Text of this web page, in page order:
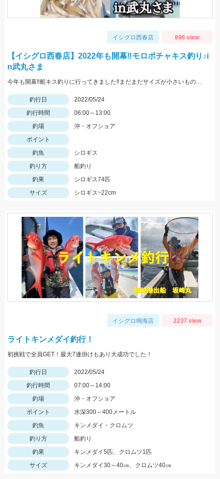
イシグロ西春店 896 view
【イシグロ西春店】2022年も開幕‼モロポチャキス釣り♪i
n武丸さま
今年も開幕‼船キス釣りに行ってきました‼まだまだサイズが小さいものも混じりますが、ハリは8～10号の方が掛かりがよくオススメですよ‼
釣行日
2022/05/24
釣行時間
06:00～13:00
釣場
沖・オフショア
ポイント
釣魚
シロギス
釣り方
船釣り
釣果
シロギス74匹
サイズ
シロギス~22cm
イシグロ鳴海店 2237 view
ライトキンメダイ釣行！
初挑戦で全員GET！最大7連掛けもあり大成功でした！
釣行日
2022/05/24
釣行時間
07:00～14:00
釣場
沖・オフショア
ポイント
水深300～400メートル
釣魚
キンメダイ・クロムツ
釣り方
船釣り
釣果
キンメダイ5匹、クロムツ1匹
サイズ
キンメダイ30～40㎝、クロムツ40㎝